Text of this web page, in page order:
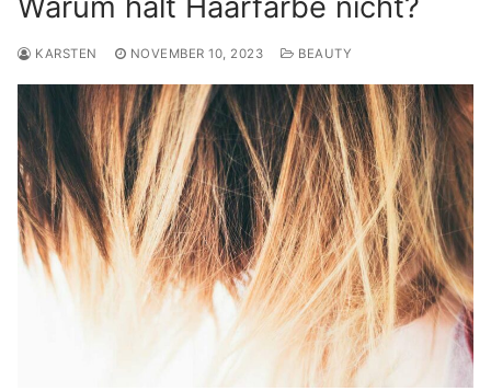
KARSTEN NOVEMBER 10, 2023 BEAUTY